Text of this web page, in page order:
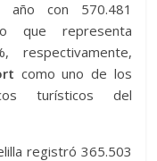
con 570.481
que representa
respectivamente,
como uno de los
turísticos del
registró 365.503